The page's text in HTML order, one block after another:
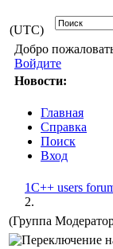
(UTC)
Добро
Войдите
Новости:
Главная
Справка
Поиск
Вход
1С++ users
2.
(Группа